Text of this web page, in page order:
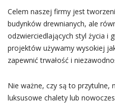
Celem naszej firmy jest
budynków drewnianych, ale
odzwierciedlających styl życia i
projektów używamy wysokiej
zapewnić trwałość i
Nie ważne, czy są to przytulne,
luksusowe chalety lub